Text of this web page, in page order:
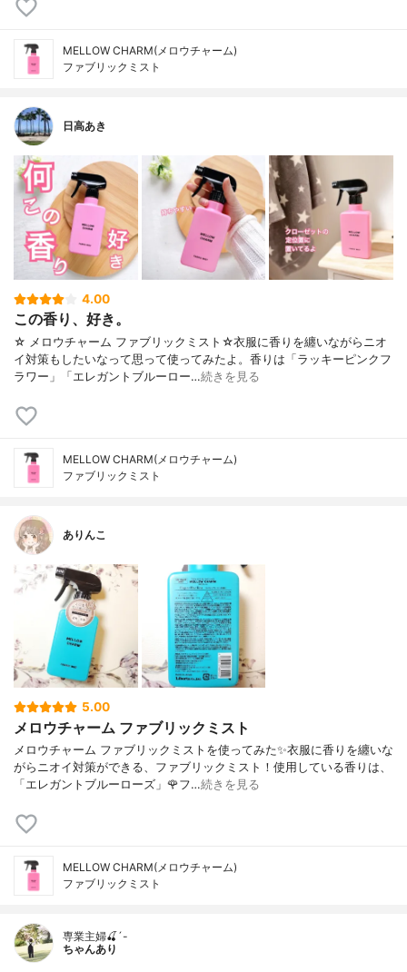
MELLOW CHARM(メロウチャーム)
ファブリックミスト
日高あき
4.00
この香り、好き。
☆ メロウチャーム ファブリックミスト☆衣服に香りを纏いながらニオ
イ対策もしたいなって思って使ってみたよ。香りは「ラッキーピンクフ
ラワー」「エレガントブルーロー…続きを見る
MELLOW CHARM(メロウチャーム)
ファブリックミスト
ありんこ
5.00
メロウチャーム ファブリックミスト
メロウチャーム ファブリックミストを使ってみた✨衣服に香りを纏いな
がらニオイ対策ができる、ファブリックミスト！使用している香りは、
「エレガントブルーローズ」🌹フ…続きを見る
MELLOW CHARM(メロウチャーム)
ファブリックミスト
専業主婦🍒´-
ちゃんあり